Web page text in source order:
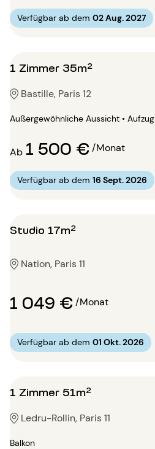
Verfügbar ab dem 02 Aug. 2027
1 Zimmer 35m²
Bastille, Paris 12
Außergewöhnliche Aussicht • Aufzug
Ab 1 500 €/Monat
Verfügbar ab dem 16 Sept. 2026
Studio 17m²
Nation, Paris 11
1 049 €/Monat
Verfügbar ab dem 01 Okt. 2026
1 Zimmer 51m²
Ledru-Rollin, Paris 11
Balkon